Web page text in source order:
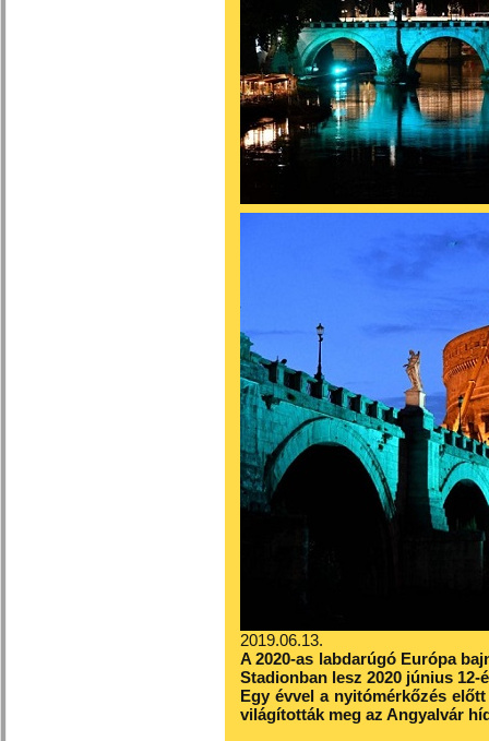
2019.06.13.
A 2020-as labdarúgó Európa
Stadionban lesz 2020 június 12-
Egy évvel a nyitómérkőzés
világították meg az Angyalvár